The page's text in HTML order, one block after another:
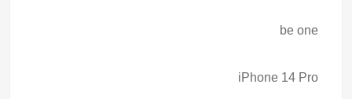
be one
iPhone 14 Pro